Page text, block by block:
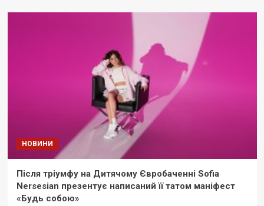
НОВИНИ
Після тріумфу на Дитячому Євробаченні Sofia
Nersesian презентує написаний її татом маніфест
«Будь собою»